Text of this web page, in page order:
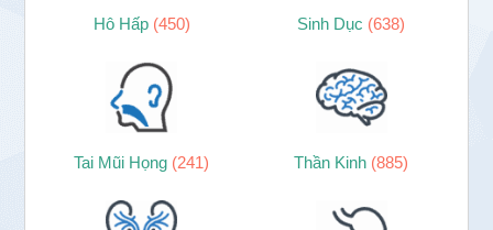
Hô Hấp (450) Sinh Dục (638)
Tai Mũi Họng (241) Thần Kinh (885)